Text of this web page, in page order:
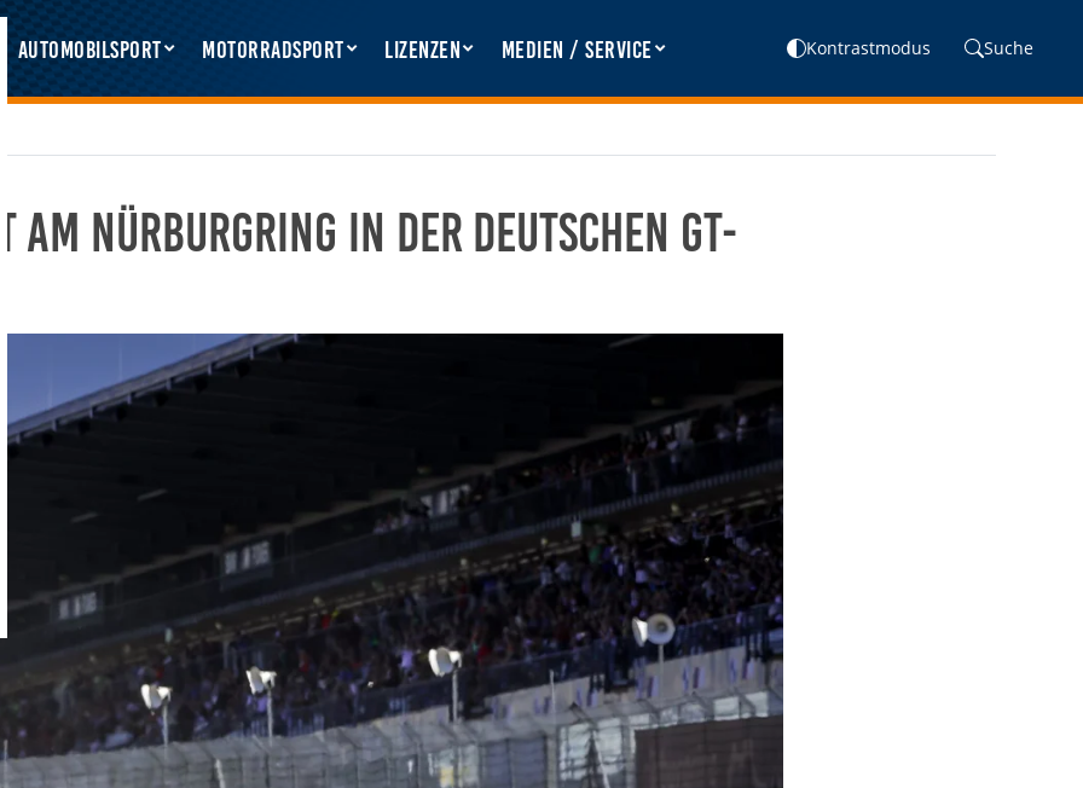
Automobilsport Motorradsport Lizenzen Medien / Service Kontrastmodus Suche
am Nürburgring in der Deutschen GT-